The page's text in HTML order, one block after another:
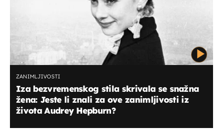
ZANIMLJIVOSTI
Iza bezvremenskog stila skrivala se snažna
žena: Jeste li znali za ove zanimljivosti iz
života Audrey Hepburn?